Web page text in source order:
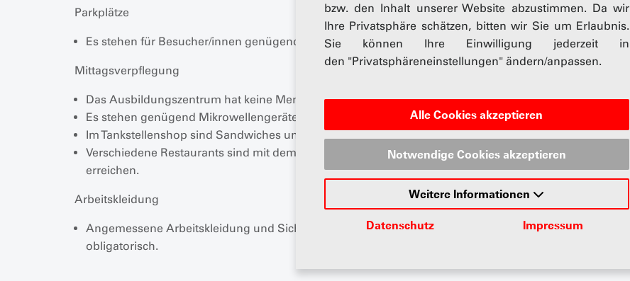
bzw. den Inhalt unserer Website abzustimmen. Da wir
Ihre Privatsphäre schätzen, bitten wir Sie um Erlaubnis.
Sie können Ihre Einwilligung jederzeit in
den "Privatsphäreneinstellungen" ändern/anpassen.
Alle Cookies akzeptieren
Notwendige Cookies akzeptieren
Weitere Informationen
Datenschutz Impressum
AZ-Mülenen
Parkplätze
Es stehen für Besucher/innen genügend Parkplätze zur Verfügung.
Mittagsverpflegung
Das Ausbildungszentrum hat keine Mensa.
Es stehen genügend Mikrowellengeräte und Wasserkocher bereit.
Im Tankstellenshop sind Sandwiches und kleine Snacks erhältlich.
Verschiedene Restaurants sind mit dem Auto in 5 - 10 Min. zu
erreichen.
Arbeitskleidung
Angemessene Arbeitskleidung und Sicherheitsschuhe sind
obligatorisch.